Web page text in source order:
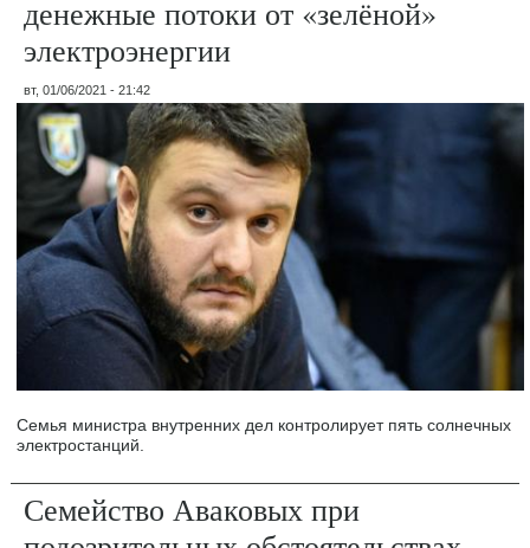
денежные потоки от «зелёной»
электроэнергии
вт, 01/06/2021 - 21:42
Семья министра внутренних дел контролирует пять солнечных
электростанций.
Семейство Аваковых при